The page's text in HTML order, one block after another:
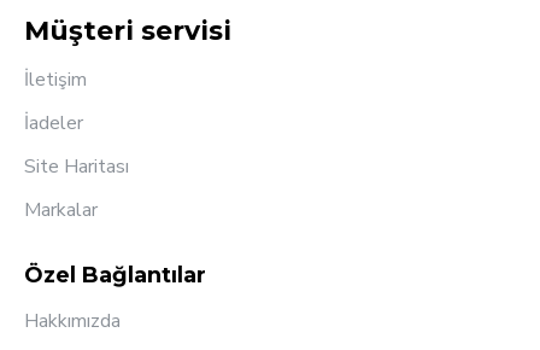
Müşteri servisi
İletişim
İadeler
Site Haritası
Markalar
Özel Bağlantılar
Hakkımızda